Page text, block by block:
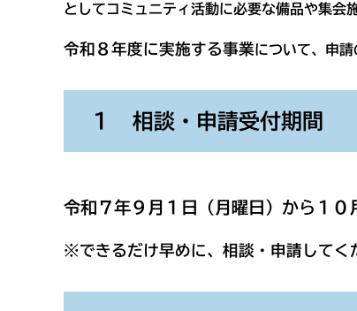
としてコミュニティ活動に必要な備品や集会
令和８年度に実施する事業について、申請
１ 相談・申請受付期間
令和７年９月１日（月曜日）から１０
※できるだけ早めに、相談・申請してく